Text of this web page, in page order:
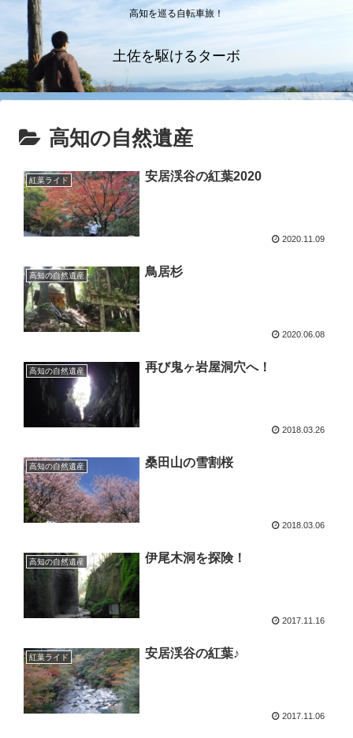
高知を巡る自転車旅！
土佐を駆けるターボ
高知の自然遺産
紅葉ライド 安居渓谷の紅葉2020
2020.11.09
高知の自然遺産 鳥居杉
2020.06.08
高知の自然遺産 再び鬼ヶ岩屋洞穴へ！
2018.03.26
高知の自然遺産 桑田山の雪割桜
2018.03.06
高知の自然遺産 伊尾木洞を探険！
2017.11.16
紅葉ライド 安居渓谷の紅葉♪
2017.11.06